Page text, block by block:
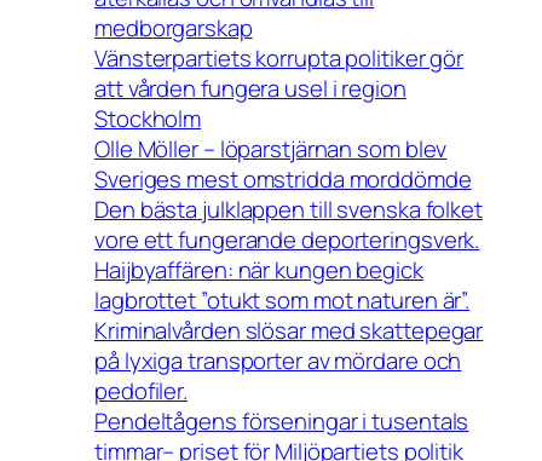
medborgarskap
Vänsterpartiets korrupta politiker gör
att vården fungera usel i region
Stockholm
Olle Möller – löparstjärnan som blev
Sveriges mest omstridda morddömde
Den bästa julklappen till svenska folket
vore ett fungerande deporteringsverk.
Haijbyaffären: när kungen begick
lagbrottet ”otukt som mot naturen är”.
Kriminalvården slösar med skattepegar
på lyxiga transporter av mördare och
pedofiler.
Pendeltågens förseningar i tusentals
timmar– priset för Miljöpartiets politik